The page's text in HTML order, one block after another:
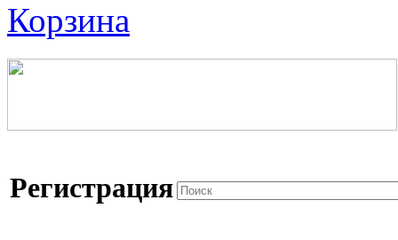
Корзина
Регистрация